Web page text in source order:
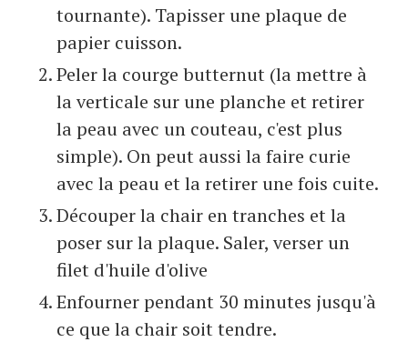
tournante). Tapisser une plaque de
papier cuisson.
Peler la courge butternut (la mettre à
la verticale sur une planche et retirer
la peau avec un couteau, c'est plus
simple). On peut aussi la faire curie
avec la peau et la retirer une fois cuite.
Découper la chair en tranches et la
poser sur la plaque. Saler, verser un
filet d'huile d'olive
Enfourner pendant 30 minutes jusqu'à
ce que la chair soit tendre.